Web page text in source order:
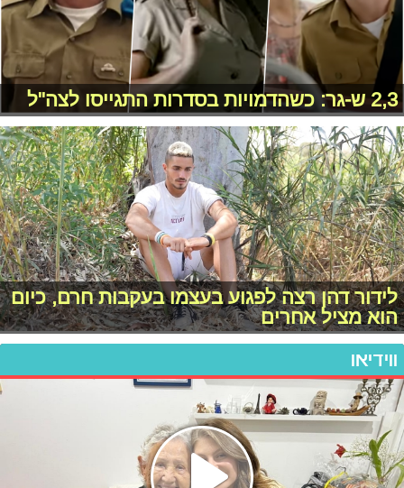
2,3 ש-גר: כשהדמויות בסדרות התגייסו לצה"ל
לידור דהן רצה לפגוע בעצמו בעקבות חרם, כיום
הוא מציל אחרים
ווידיאו